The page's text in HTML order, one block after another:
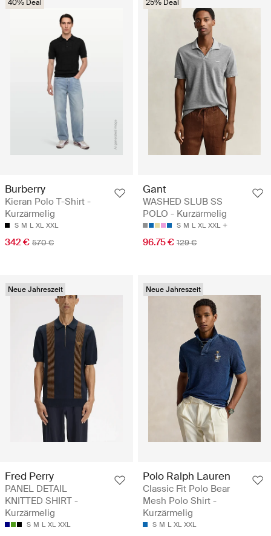
40% Deal
Burberry
Kieran Polo T-Shirt -
Kurzärmelig
S M L XL XXL
342 € 570 €
25% Deal
Gant
WASHED SLUB SS
POLO - Kurzärmelig
S M L XL XXL
96.75 € 129 €
Neue Jahreszeit
Fred Perry
PANEL DETAIL
KNITTED SHIRT -
Kurzärmelig
S M L XL XXL
Neue Jahreszeit
Polo Ralph Lauren
Classic Fit Polo Bear
Mesh Polo Shirt -
Kurzärmelig
S M L XL XXL